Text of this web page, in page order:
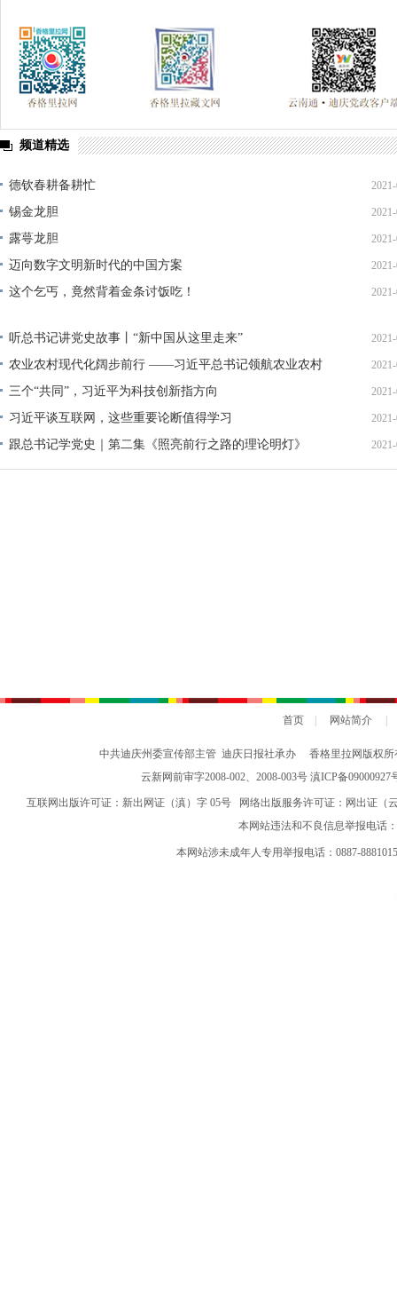
频道精选
德钦春耕备耕忙
锡金龙胆
露萼龙胆
迈向数字文明新时代的中国方案
这个乞丐，竟然背着金条讨饭吃！
听总书记讲党史故事丨“新中国从这里走来”
农业农村现代化阔步前行 ——习近平总书记领航农业农村
高质量发展（之三）
三个“共同”，习近平为科技创新指方向
习近平谈互联网，这些重要论断值得学习
跟总书记学党史｜第二集《照亮前行之路的理论明灯》